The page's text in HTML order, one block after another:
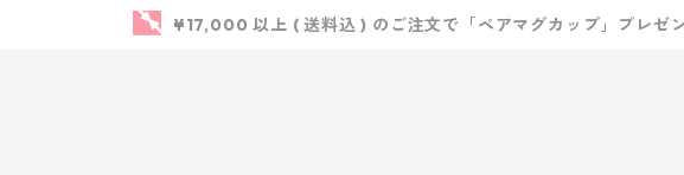
¥17,000 以上 ( 送料込 ) のご注文で「ペアマグカップ」プレゼ